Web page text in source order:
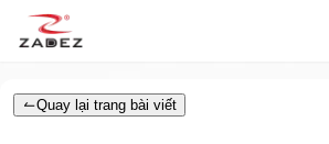
Quay lại trang bài viết